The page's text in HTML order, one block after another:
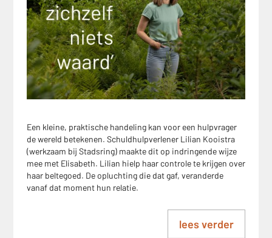
Een kleine, praktische handeling kan voor een hulpvrager
de wereld betekenen. Schuldhulpverlener Lilian Kooistra
(werkzaam bij Stadsring) maakte dit op indringende wijze
mee met Elisabeth. Lilian hielp haar controle te krijgen over
haar beltegoed. De opluchting die dat gaf, veranderde
vanaf dat moment hun relatie.
lees verder